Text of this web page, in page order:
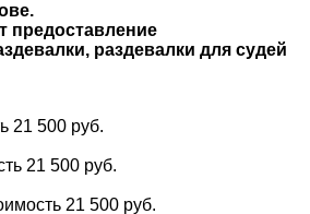
предоставление
раздевалки для судей
21 500 руб.
21 500 руб.
21 500 руб.